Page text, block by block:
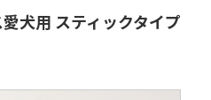
犬用 スティックタイプ